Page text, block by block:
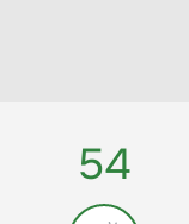
54